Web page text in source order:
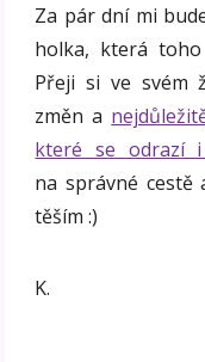
Za pár dní mi
holka, která
Přeji si ve svém
změn a
které se odrazí
na správné cestě
těším :)
K.